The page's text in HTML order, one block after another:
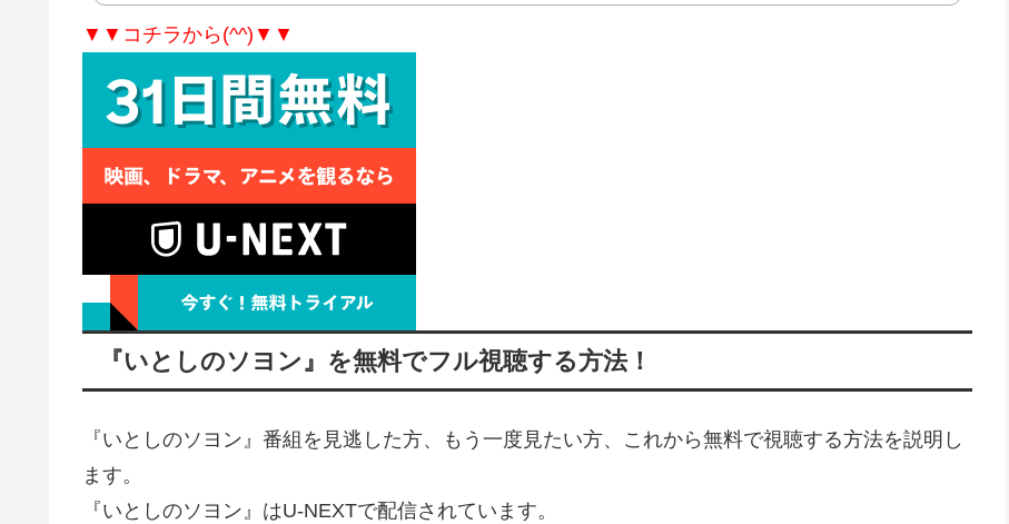
▼▼コチラから(^^)▼▼
『いとしのソヨン』を無料でフル視聴する方法！
『いとしのソヨン』番組を見逃した方、もう一度見たい方、これから無料で視聴する方法を説明し
ます。
『いとしのソヨン』はU-NEXTで配信されています。